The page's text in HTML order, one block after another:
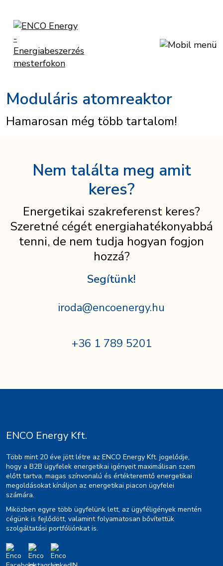
Moduláris atomreaktor
Hamarosan még több tartalom!
Nem találta meg amit
keres?
Energetikai szakreferenst keres?
Szeretné cégét energiahatékonyabbá
tenni, de nem tudja hogyan fogjon
hozzá?
Segítünk!
iroda@encoenergy.hu
+36 1 789 5201
ENCO Energy Kft.
Több mint 20 éve jött létre az ENCO Energy Kft. jogelődje,
hogy a B2B ügyfelek energetikai igényeit maximálisan szem
előtt tartva, magas színvonalú és értékteremtő energetikai
megoldásokat kínáljon az energetikai piacon ügyfelei
számára.
Miközben egyre több ügyfelünk lett, az ügyféligények mentén
cégünk is fejlődött, valamint folyamatosan bővítettük
szolgáltatási portfóliónkat is.